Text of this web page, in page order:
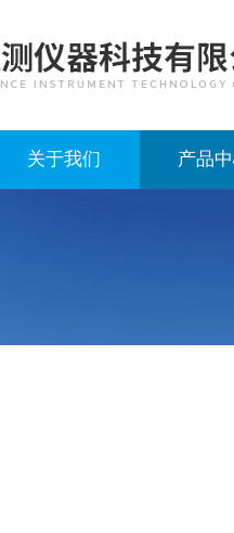
关于我们 产品